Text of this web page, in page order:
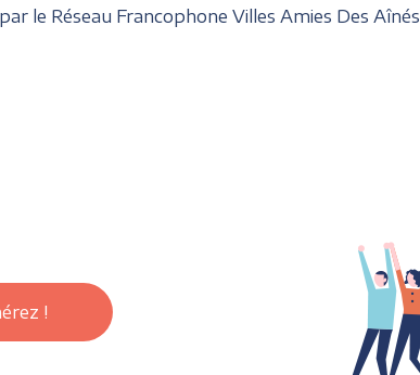
le Réseau Francophone Villes Amies Des Aînés
!